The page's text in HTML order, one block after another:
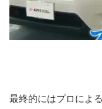
最終的にはプロによ